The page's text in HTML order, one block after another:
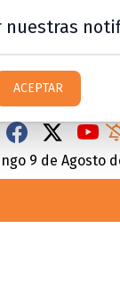
9 de Agosto
nuestras
ACEPTAR